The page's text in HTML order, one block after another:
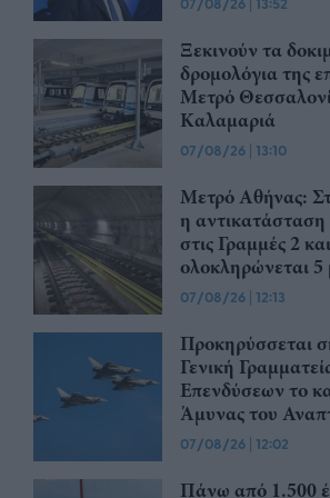
Ξεκινούν τα
δρομολόγια της
Μετρό
Καλαμαριά
07/08/26 | 13:10
Μετρό Αθήνας:
η αντικατάσταση
στις Γραμμές 2
ολοκληρώνεται 5
07/08/26 | 12:13
Προκηρύσσεται
Γενική
Επενδύσεων το
Άμυνας του
07/08/26 | 12:02
Πάνω από 1.500